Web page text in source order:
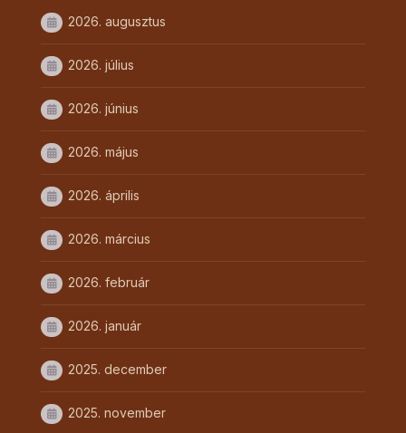
2026. augusztus
2026. július
2026. június
2026. május
2026. április
2026. március
2026. február
2026. január
2025. december
2025. november